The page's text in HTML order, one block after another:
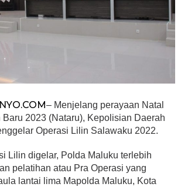
– Menjelang perayaan Natal
Baru 2023 (Nataru), Kepolisian Daerah
Operasi Lilin Salawaku 2022.
Lilin digelar, Polda Maluku terlebih
pelatihan atau Pra Operasi yang
lantai lima Mapolda Maluku, Kota